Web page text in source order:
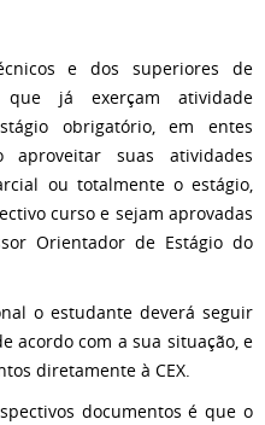
e dos superiores de
que já exerçam atividade
obrigatório, em entes
aproveitar suas atividades
ou totalmente o estágio,
curso e sejam aprovadas
Orientador de Estágio do
o estudante deverá seguir
acordo com a sua situação, e
diretamente à CEX.
documentos é que o